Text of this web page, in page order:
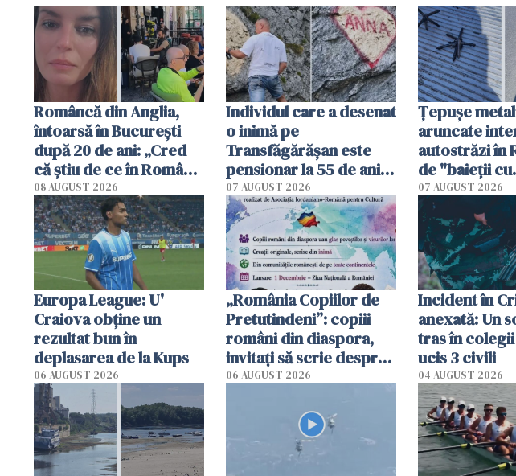
Româncă din Anglia,
întoarsă în București
după 20 de ani: „Cred
că știu de ce în România
se trăiește mai bine ca
în Anglia. E schimbat"
08 AUGUST 2026
Individul care a desenat
o inimă pe
Transfăgărășan este
pensionar la 55 de ani.
Poliția l-a identificat
07 AUGUST 2026
Țepușe
aruncate
autostrăzi în
de "baieții cu
platforme":
cerut 1200
tracteze"
07 AUGUST 2026
Europa League: U'
Craiova obține un
rezultat bun în
deplasarea de la Kups
06 AUGUST 2026
„România Copiilor de
Pretutindeni”: copiii
români din diaspora,
invitați să scrie despre
România într-un volum
06 AUGUST 2026
Incident în
anexată: Un
tras în colegii
ucis 3 civili
04 AUGUST 2026